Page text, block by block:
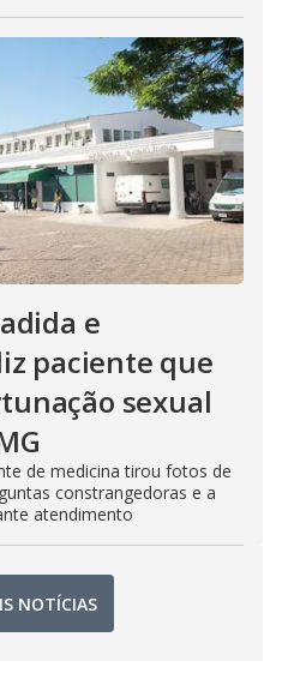
e
paciente que
sexual
de medicina tirou fotos de
constrangedoras e a
atendimento
NOTÍCIAS